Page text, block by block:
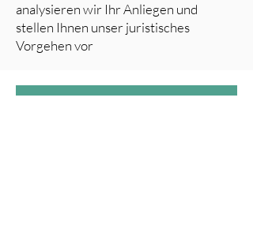
analysieren wir Ihr Anliegen und
stellen Ihnen unser juristisches
Vorgehen vor